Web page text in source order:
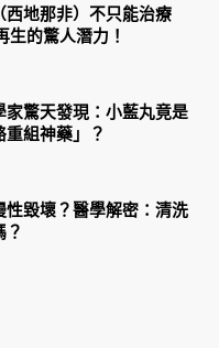
地那非）不只能治療
生的驚人潛力！
驚天發現：小藍丸竟是
組神藥」？
毀壞？醫學解密：清洗